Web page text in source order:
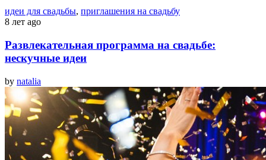
идеи для свадьбы, приглашения на свадьбу
8 лет ago
Развлекательная программа на свадьбе:
нескучные идеи
by natalia